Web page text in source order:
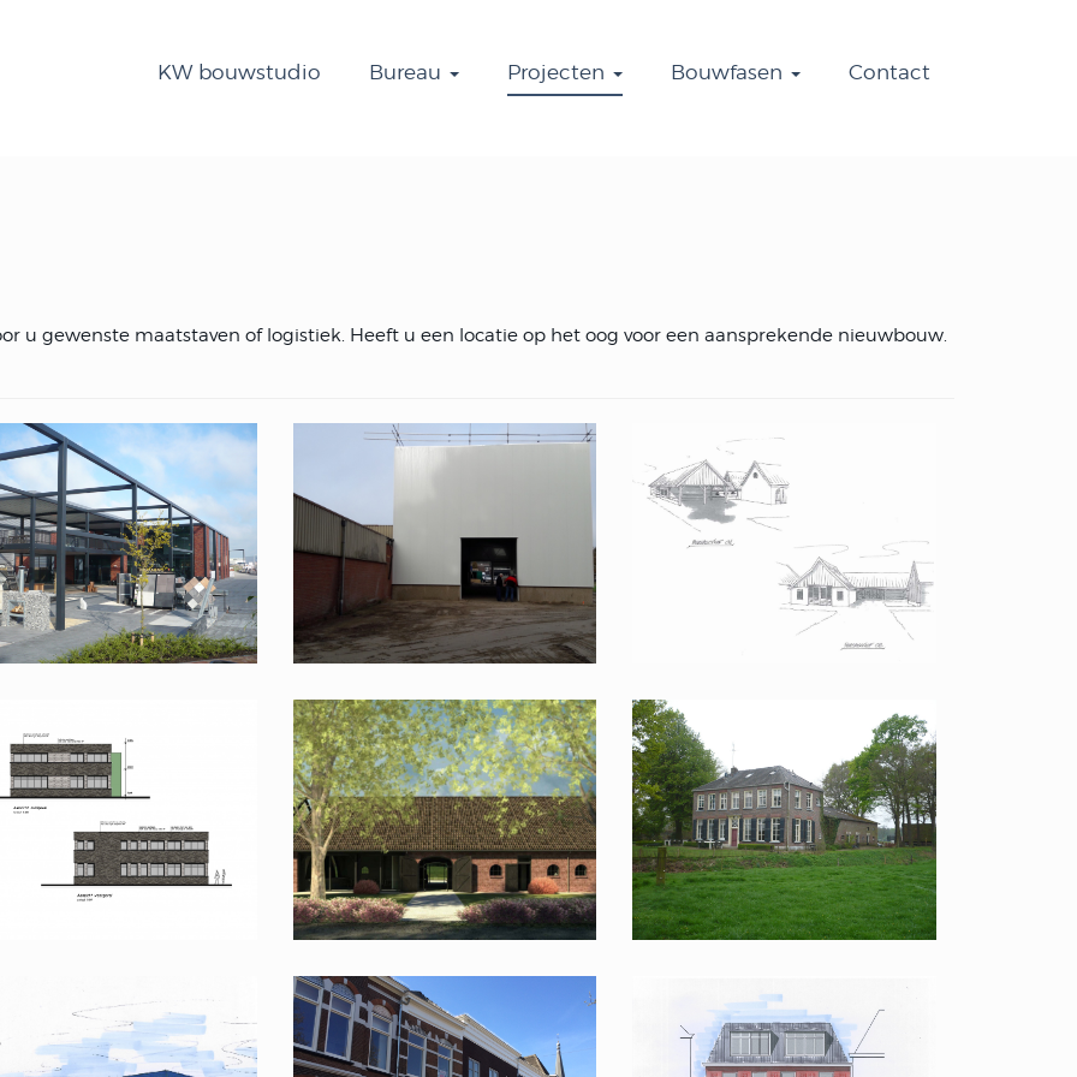
KW bouwstudio Bureau Projecten Bouwfasen Contact
u gewenste maatstaven of logistiek. Heeft u een locatie op het oog voor een aansprekende nieuwbouw.